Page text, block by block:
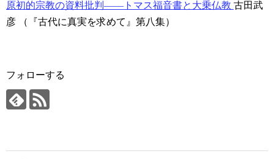
原初的宗教の資料批判――トマス福音書と大乗仏教 古田武
彦 （『古代に真実を求めて』第八集）
フォローする